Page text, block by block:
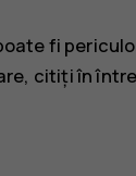
fi
citiți în